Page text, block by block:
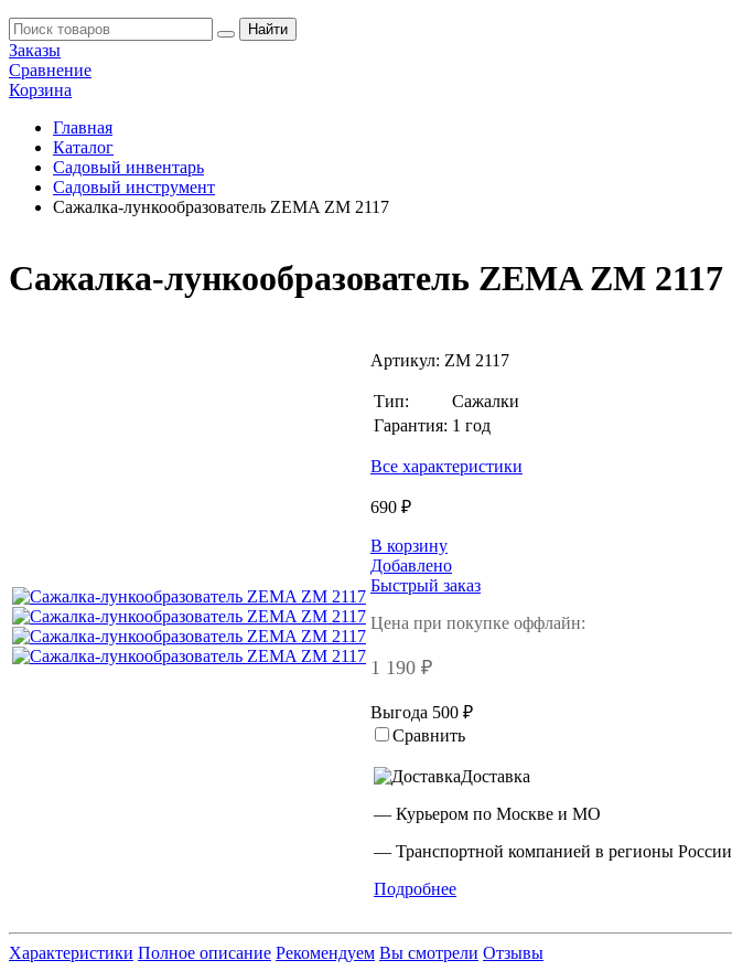
Заказы
Сравнение
Корзина
Главная
Каталог
Садовый инвентарь
Садовый инструмент
Сажалка-лункообразователь ZEMA ZM 2117
Сажалка-лункообразователь ZEMA ZM 2117
Артикул: ZM 2117
Тип:
Сажалки
Гарантия: 1 год
Все характеристики
690 ₽
В корзину
Добавлено
Быстрый заказ
Цена при покупке оффлайн:
1 190 ₽
Выгода 500 ₽
Сравнить
Доставка
— Курьером по Москве и МО
— Транспортной компанией в регионы России
Подробнее
Характеристики Полное описание Рекомендуем Вы смотрели Отзывы